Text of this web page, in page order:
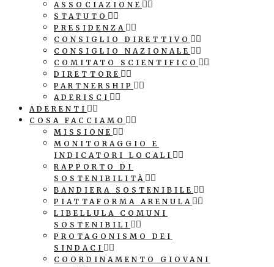
ASSOCIAZIONE
STATUTO
PRESIDENZA
CONSIGLIO DIRETTIVO
CONSIGLIO NAZIONALE
COMITATO SCIENTIFICO
DIRETTORE
PARTNERSHIP
ADERISCI
ADERENTI
COSA FACCIAMO
MISSIONE
MONITORAGGIO E
INDICATORI LOCALI
RAPPORTO DI
SOSTENIBILITÀ
BANDIERA SOSTENIBILE
PIATTAFORMA ARENULA
LIBELLULA COMUNI
SOSTENIBILI
PROTAGONISMO DEI
SINDACI
COORDINAMENTO GIOVANI